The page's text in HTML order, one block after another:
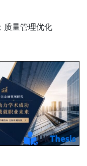
质量管理优化